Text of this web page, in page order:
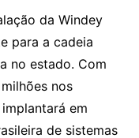
da Windey
para a cadeia
no estado. Com
nos
em
de sistemas